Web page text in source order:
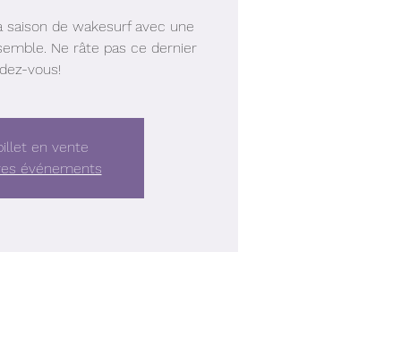
de wakesurf avec une
Ne râte pas ce dernier
vous!
en vente
événements